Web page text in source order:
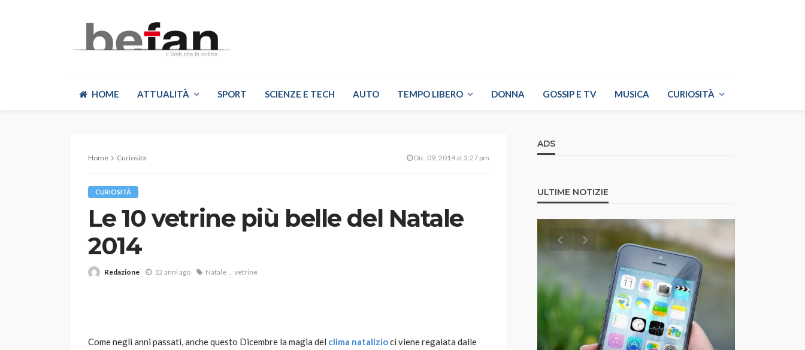
HOME ATTUALITÀ SPORT SCIENZE E TECH AUTO TEMPO LIBERO DONNA GOSSIP E TV MUSICA CURIOSITÀ
Home Curiosità Dic. 09, 2014 at 3:27 pm
CURIOSITÀ
Le 10 vetrine più belle del Natale
2014
Redazione 12 anni ago Natale vetrine
Come negli anni passati, anche questo Dicembre la magia del clima natalizioci viene regalata dalle
ADS
ULTIME NOTIZIE
AUTO SPORT